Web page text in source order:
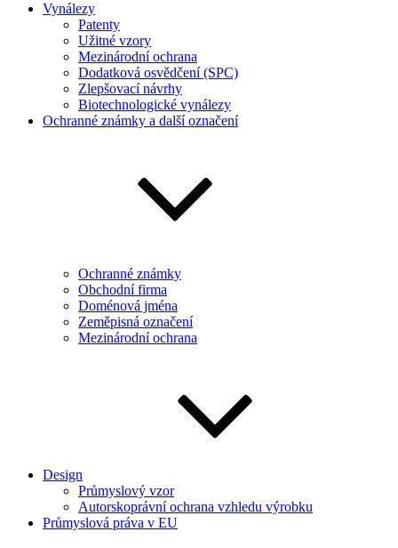
Vynálezy
Patenty
Užitné vzory
Mezinárodní ochrana
Dodatková osvědčení (SPC)
Zlepšovací návrhy
Biotechnologické vynálezy
Ochranné známky a další označení
Ochranné známky
Obchodní firma
Doménová jména
Zeměpisná označení
Mezinárodní ochrana
Design
Průmyslový vzor
Autorskoprávní ochrana vzhledu výrobku
Průmyslová práva v EU